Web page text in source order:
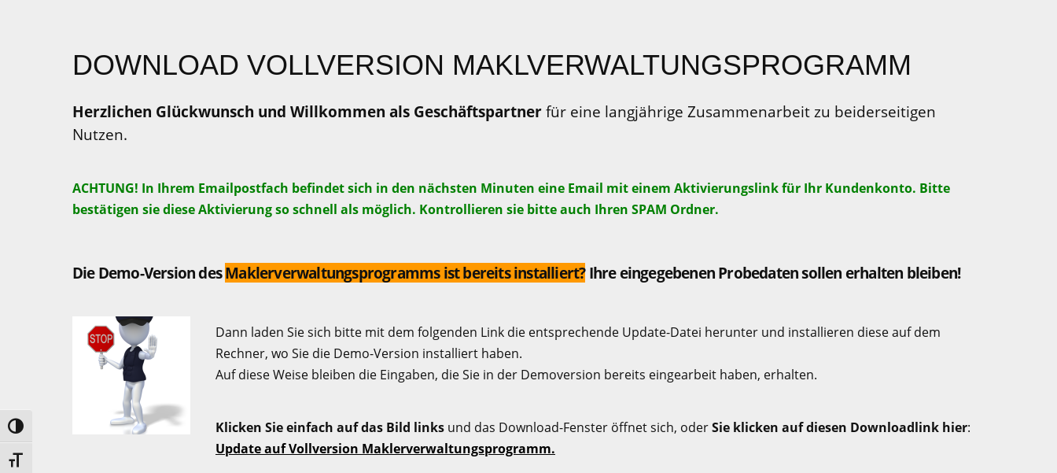
UMSCHALTEN AUF HOHE KONTRASTE
SCHRIFT VERGRÖSSERN
DOWNLOAD VOLLVERSION MAKLVERWALTUNGSPROGRAMM
Herzlichen Glückwunsch und Willkommen als Geschäftspartner für eine langjährige Zusammenarbeit zu beiderseitigen
Nutzen.
ACHTUNG! In Ihrem Emailpostfach befindet sich in den nächsten Minuten eine Email mit einem Aktivierungslink für Ihr Kundenkonto. Bitte
bestätigen sie diese Aktivierung so schnell als möglich. Kontrollieren sie bitte auch Ihren SPAM Ordner.
Die Demo-Version desMaklerverwaltungsprogramms ist bereits installiert?Ihre eingegebenen Probedaten sollen erhalten bleiben!
Dann laden Sie sich bitte mit dem folgenden Link die entsprechende Update-Datei herunter und installieren diese auf dem
Rechner, wo Sie die Demo-Version installiert haben.
Auf diese Weise bleiben die Eingaben, die Sie in der Demoversion bereits eingearbeit haben, erhalten.
Klicken Sie einfach auf das Bild links und das Download-Fenster öffnet sich, oderSie klicken auf diesen Downloadlink hier:
Update auf Vollversion Maklerverwaltungsprogramm.